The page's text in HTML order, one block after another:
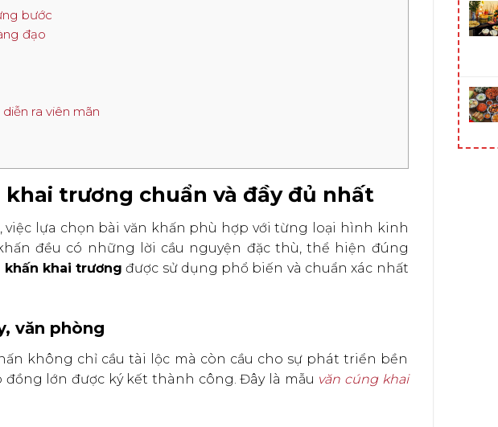
bước
đạo
ra viên mãn
khai trương chuẩn và đầy đủ nhất
lựa chọn bài văn khấn phù hợp với từng loại hình kinh
đều có những lời cầu nguyện đặc thù, thể hiện đúng
khấn khai trương được sử dụng phổ biến và chuẩn xác nhất
văn phòng
không chỉ cầu tài lộc mà còn cầu cho sự phát triển bền
lớn được ký kết thành công. Đây là mẫu văn cúng khai